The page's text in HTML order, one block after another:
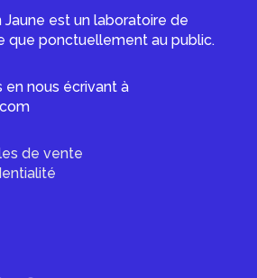
Jaune est un laboratoire de
que ponctuellement au public.
en nous écrivant à
de vente